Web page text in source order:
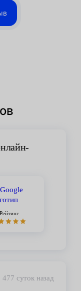
Рейтинг
448 суток назад